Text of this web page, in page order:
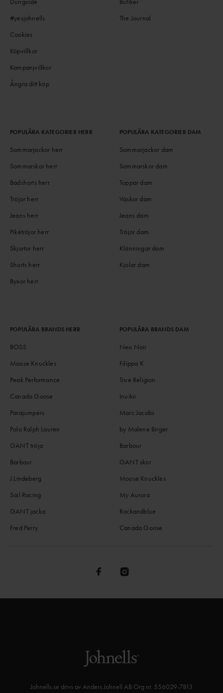
#yesjohnells
Cookies
Köpvillkor
Kampanjvillkor
Ångra ditt köp
The Journal
POPULÄRA KATEGORIER HERR
Sommarjackor herr
Sommarskor herr
Badshorts herr
Tröjor herr
Jeans herr
Pikétröjor herr
Skjortor herr
Shorts herr
Byxor herr
POPULÄRA KATEGORIER DAM
Sommarjackor dam
Sommarskor dam
Toppar dam
Väskor dam
Jeans dam
Tröjor dam
Klänningar dam
Kjolar dam
POPULÄRA BRANDS HERR
BOSS
Moose Knuckles
Peak Performance
Canada Goose
Parajumpers
Polo Ralph Lauren
GANT tröja
Barbour
J.Lindeberg
Sail Racing
GANT jacka
Fred Perry
POPULÄRA BRANDS DAM
Neo Noir
Filippa K
True Religion
Inuikii
Marc Jacobs
by Malene Birger
Barbour
GANT skor
Moose Knuckles
My Aurora
Rockandblue
Canada Goose
Johnells.se drivs av Anders Johnell AB Org nr. 556029-7813